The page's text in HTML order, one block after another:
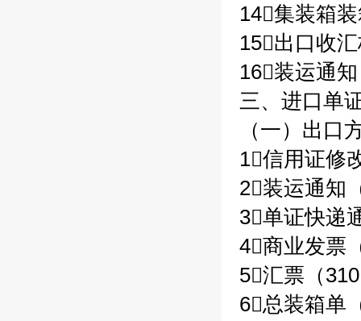
14集装箱
15出口收
16装运通
三、进口单
（一）出口
1信用证修
2装运通知
3单证快递
4商业发票
5汇票（
6总装箱单